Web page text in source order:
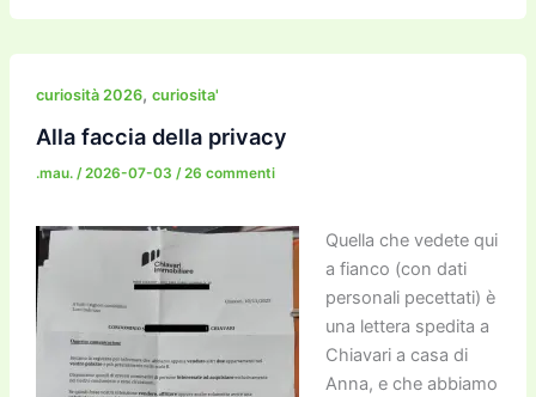
c
e
b
o
o
k
itt
er
ai
l
ai
l
st
o
o
n
e
gr
p
y
k
e
n
di
curiosità 2026, curiosita'
Alla faccia della privacy
.mau. /2026-07-03 /26 commenti
Quella che vedete qui
a fianco (con dati
personali pecettati) è
una lettera spedita a
Chiavari a casa di
Anna, e che abbiamo